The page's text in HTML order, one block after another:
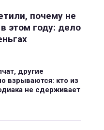
почему не
этом году: дело
другие
взрываются: кто из
не сдерживает